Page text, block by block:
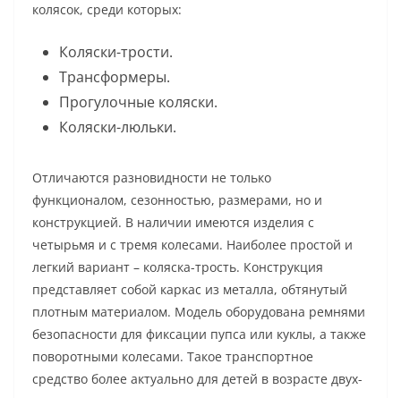
колясок, среди которых:
Коляски-трости.
Трансформеры.
Прогулочные коляски.
Коляски-люльки.
Отличаются разновидности не только
функционалом, сезонностью, размерами, но и
конструкцией. В наличии имеются изделия с
четырьмя и с тремя колесами. Наиболее простой и
легкий вариант – коляска-трость. Конструкция
представляет собой каркас из металла, обтянутый
плотным материалом. Модель оборудована ремнями
безопасности для фиксации пупса или куклы, а также
поворотными колесами. Такое транспортное
средство более актуально для детей в возрасте двух-